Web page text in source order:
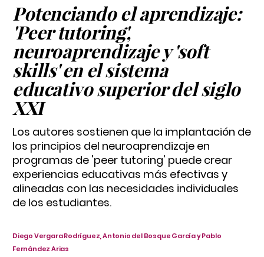
Potenciando el aprendizaje:
'Peer tutoring',
neuroaprendizaje y 'soft
skills' en el sistema
educativo superior del siglo
XXI
Los autores sostienen que la implantación de
los principios del neuroaprendizaje en
programas de 'peer tutoring' puede crear
experiencias educativas más efectivas y
alineadas con las necesidades individuales
de los estudiantes.
Diego Vergara Rodríguez, Antonio del Bosque García y Pablo
Fernández Arias